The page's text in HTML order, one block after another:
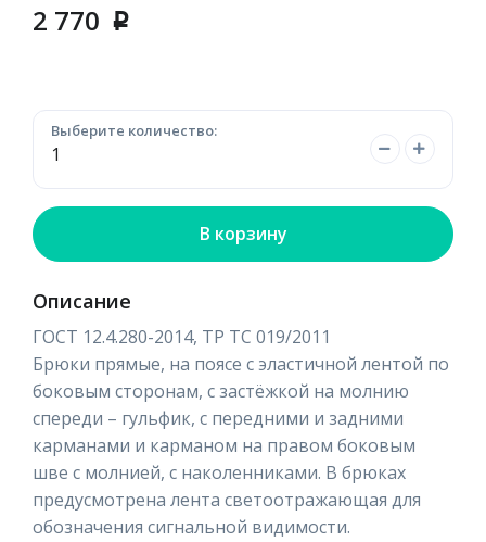
2 770 p
Выберите количество:
В корзину
Описание
ГОСТ 12.4.280-2014, ТР ТС 019/2011
Брюки прямые, на поясе с эластичной лентой по
боковым сторонам, с застёжкой на молнию
спереди – гульфик, с передними и задними
карманами и карманом на правом боковым
шве с молнией, с наколенниками. В брюках
предусмотрена лента светоотражающая для
обозначения сигнальной видимости.